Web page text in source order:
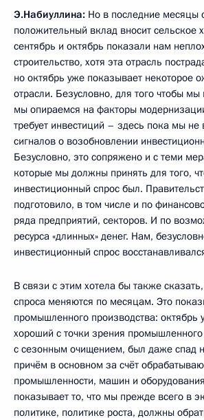
Э.Набиуллина: Но в последние месяцы
положительный вклад вносит сельское
сентябрь и октябрь показали нам
строительство, хотя эта отрасль
но октябрь уже показывает некоторое
отрасли. Безусловно, для того чтобы мы
мы опираемся на факторы
требует инвестиций – здесь пока мы не
сигналов о возобновлении
Безусловно, это сопряжено и с теми
которые мы должны принять для того,
инвестиционный спрос был.
подготовило, в том числе и по
ряда предприятий, секторов. И по
ресурса «длинных» денег. Нам,
инвестиционный спрос
В связи с этим хотела бы также
спроса меняются по месяцам. Это
промышленного производства: октябрь
хороший с точки зрения промышленного
с сезонным очищением, был даже спад
причём в основном за счёт
промышленности, машин и
показывает то, что мы прежде всего в
политике, политике роста, должны